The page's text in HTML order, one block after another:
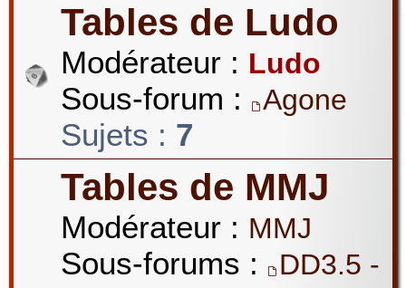
Tables de Ludo
Modérateur : Ludo
Sous-forum : Agone
Sujets : 7
Tables de MMJ
Modérateur : MMJ
Sous-forums :
DD3.5 -